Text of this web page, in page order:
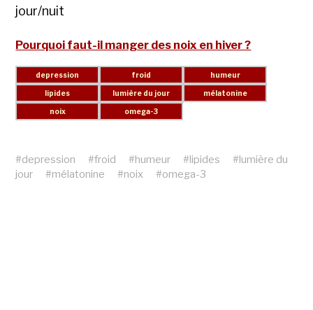
jour/nuit
Pourquoi faut-il manger des noix en hiver ?
#depression #froid #humeur #lipides #lumière du
jour
#mélatonine #noix #omega-3